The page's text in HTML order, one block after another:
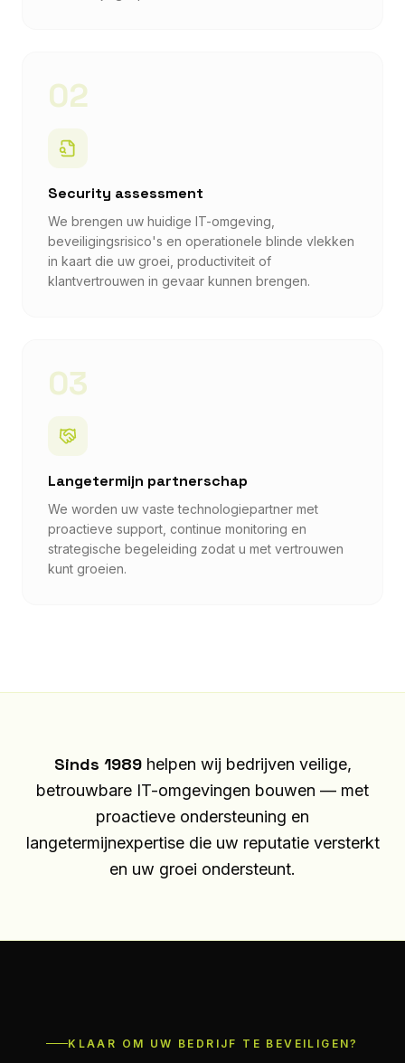
02
Security assessment
We brengen uw huidige IT-omgeving,
beveiligingsrisico's en operationele blinde vlekken
in kaart die uw groei, productiviteit of
klantvertrouwen in gevaar kunnen brengen.
03
Langetermijn partnerschap
We worden uw vaste technologiepartner met
proactieve support, continue monitoring en
strategische begeleiding zodat u met vertrouwen
kunt groeien.
Sinds 1989helpen wij bedrijven veilige,
betrouwbare IT-omgevingen bouwen — met
proactieve ondersteuning en
langetermijnexpertise die uw reputatie versterkt
en uw groei ondersteunt.
KLAAR OM UW BEDRIJF TE BEVEILIGEN?